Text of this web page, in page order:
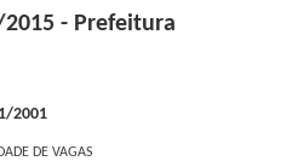
- Prefeitura
2001
DE VAGAS